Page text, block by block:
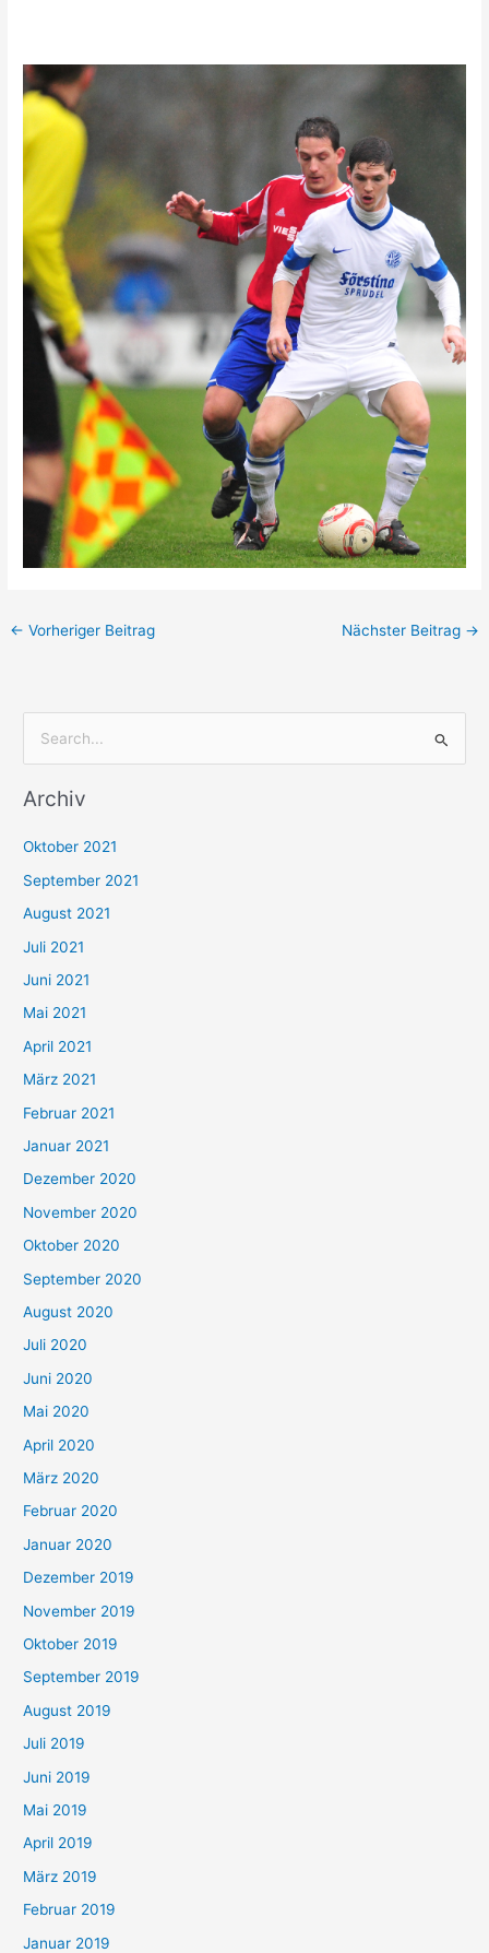
← Vorheriger Beitrag Nächster Beitrag →
c
n
n
a
c
h
:
Archiv
Oktober 2021
September 2021
August 2021
Juli 2021
Juni 2021
Mai 2021
April 2021
März 2021
Februar 2021
Januar 2021
Dezember 2020
November 2020
Oktober 2020
September 2020
August 2020
Juli 2020
Juni 2020
Mai 2020
April 2020
März 2020
Februar 2020
Januar 2020
Dezember 2019
November 2019
Oktober 2019
September 2019
August 2019
Juli 2019
Juni 2019
Mai 2019
April 2019
März 2019
Februar 2019
Januar 2019